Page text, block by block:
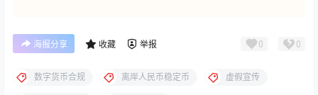
海报分享 收藏 举报 0 0
数字货币合规 离岸人民币稳定币 虚假宣传